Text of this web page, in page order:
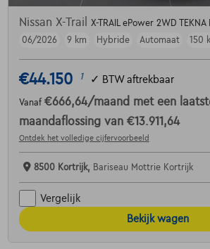
Nissan X-Trail
X-TRAIL ePower 2WD TEKNA
06/2026
9 km Hybride Automaat 150
€44.150 1 ✓ BTW aftrekbaar
Vanaf €666,64/maand met een
maandaflossing van €13.911,64
Ontdek het volledige cijfervoorbeeld
8500 Kortrijk, Bariseau Mottrie Kortrijk
Vergelijk
Bekijk wagen